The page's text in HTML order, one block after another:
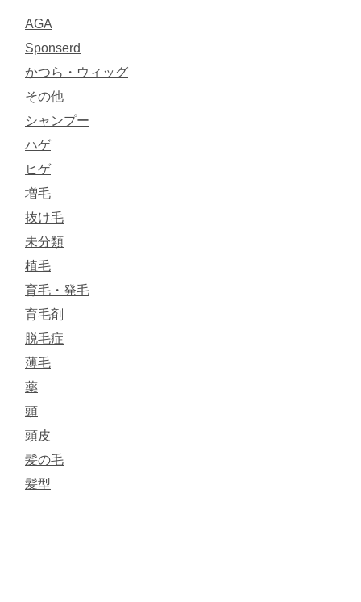
AGA
Sponserd
かつら・ウィッグ
その他
シャンプー
ハゲ
ヒゲ
増毛
抜け毛
未分類
植毛
育毛・発毛
育毛剤
脱毛症
薄毛
薬
頭
頭皮
髪の毛
髪型